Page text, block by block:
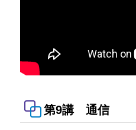
第9講 通信